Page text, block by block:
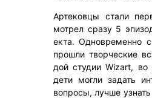
Ар­те­ков­цы ста­ли
мотрел сра­зу 5
ек­та. Од­новре­мен­но
прош­ли твор­ческие
дой сту­дии Wizart,
де­ти мог­ли за­дать
воп­ро­сы, луч­ше